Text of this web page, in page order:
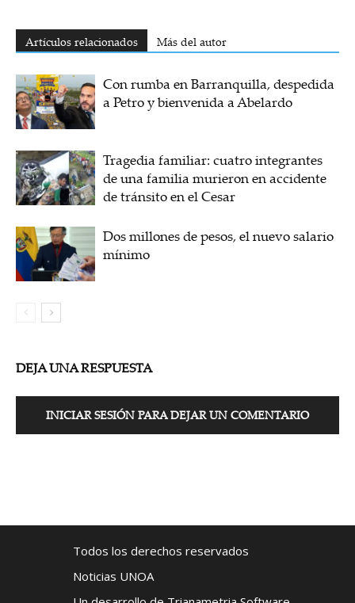
Artículos relacionados Más del autor
Con rumba en Barranquilla, despedida
a Petro y bienvenida a Abelardo
Tragedia familiar: cuatro integrantes
de una familia murieron en accidente
de tránsito en el Cesar
Dos millones de pesos, el nuevo salario
mínimo
DEJA UNA RESPUESTA
INICIAR SESIÓN PARA DEJAR UN COMENTARIO
Todos los derechos reservados
Noticias UNOA